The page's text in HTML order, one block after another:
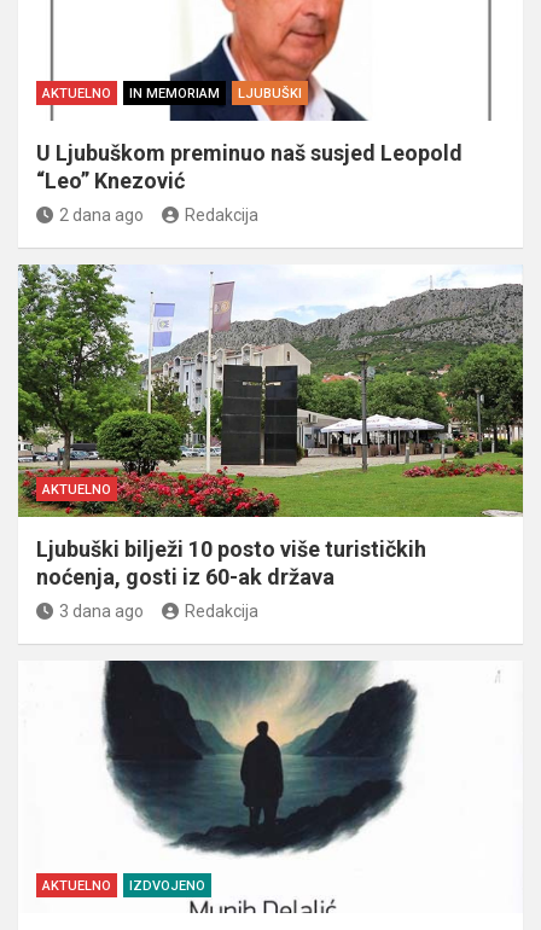
AKTUELNO IN MEMORIAM LJUBUŠKI
U Ljubuškom preminuo naš susjed Leopold
“Leo” Knezović
2 dana ago Redakcija
AKTUELNO
Ljubuški bilježi 10 posto više turističkih
noćenja, gosti iz 60-ak država
3 dana ago Redakcija
AKTUELNO IZDVOJENO